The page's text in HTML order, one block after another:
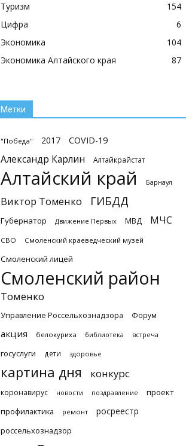
Туризм
154
Цифра
6
Экономика
104
Экономика Алтайского края
87
Метки
"Победа" 2017 COVID-19
Александр Карлин Алтайкрайстат
Алтайский край Барнаул
Виктор Томенко ГИБДД
Губернатор Движение Первых МВД МЧС
СВО Смоленский краеведческий музей
Смоленский лицей
Смоленский район
Томенко
Управление Россельхознадзора Форум
акция белокуриха библиотека встреча
госуслуги дети здоровье
картина дня конкурс
коронавирус новости поздравление
проект
профилактика
ремонт росреестр
россельхознадзор